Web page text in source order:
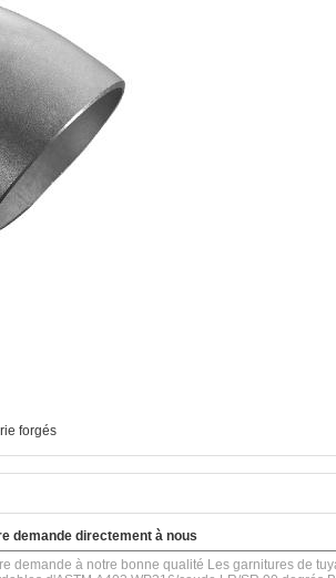
forgés
demande directement à nous